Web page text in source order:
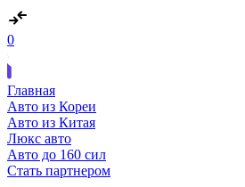
0
Главная
Авто из Кореи
Авто из Китая
Люкс авто
Авто до 160 сил
Стать партнером